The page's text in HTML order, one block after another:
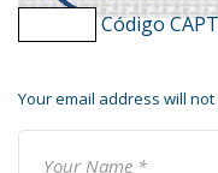
Your email address will
Código